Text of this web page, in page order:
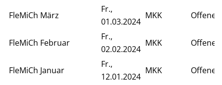
FleMiCh März
Fr.,
01.03.2024
MKK
FleMiCh Februar
Fr.,
02.02.2024
MKK
FleMiCh Januar
Fr.,
12.01.2024
MKK